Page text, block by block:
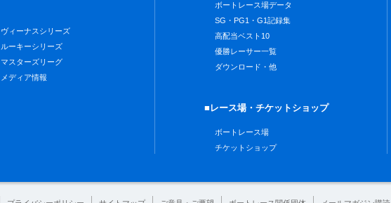
ヴィーナスシリーズ
ルーキーシリーズ
マスターズリーグ
メディア情報
ボートレース場データ
SG・PG1・G1記録集
高配当ベスト10
優勝レーサー一覧
ダウンロード・他
■レース場・チケットショップ
ボートレース場
チケットショップ